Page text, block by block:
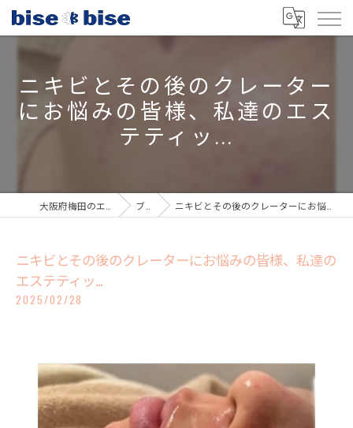
ニキビとその後のクレーター
にお悩みの皆様、私達のエス
テティッ...
大阪府梅田のエステならbisebise ブログ ニキビとその後のクレーターにお悩みの皆様、私達のエステティッ...
ニキビとその後のクレーターにお悩みの皆様、私達の
エステティッ...
2025/02/28